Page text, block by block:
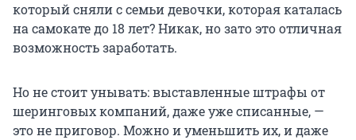
который сняли с семьи девочки, которая каталась
на самокате до 18 лет? Никак, но зато это отличная
возможность заработать.
Но не стоит унывать: выставленные штрафы от
шеринговых компаний, даже уже списанные, —
это не приговор. Можно и уменьшить их, и даже